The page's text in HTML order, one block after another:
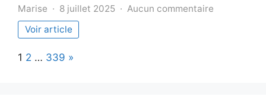
Marise 8 juillet 2025 Aucun commentaire
Voir article
Page:
1 2 … 339 Next
»